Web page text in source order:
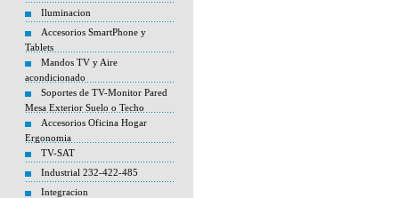
Iluminacion
Accesorios SmartPhone y
Tablets
Mandos TV y Aire
acondicionado
Soportes de TV-Monitor Pared
Mesa Exterior Suelo o Techo
Accesorios Oficina Hogar
Ergonomia
TV-SAT
Industrial 232-422-485
Integracion